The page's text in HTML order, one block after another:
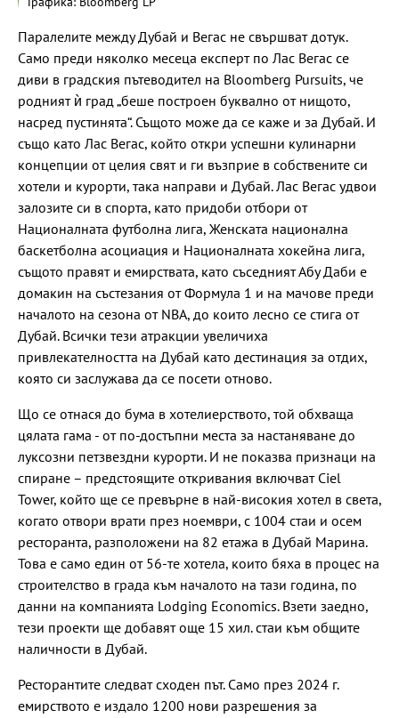
Паралелите между Дубай и Вегас не свършват дотук.
Само преди няколко месеца експерт по Лас Вегас се
диви в градския пътеводител на Bloomberg Pursuits, че
родният ѝ град „беше построен буквално от нищото,
насред пустинята“. Същото може да се каже и за Дубай. И
също като Лас Вегас, който откри успешни кулинарни
концепции от целия свят и ги възприе в собствените си
хотели и курорти, така направи и Дубай. Лас Вегас удвои
залозите си в спорта, като придоби отбори от
Националната футболна лига, Женската национална
баскетболна асоциация и Националната хокейна лига,
същото правят и емирствата, като съседният Абу Даби е
домакин на състезания от Формула 1 и на мачове преди
началото на сезона от NBA, до които лесно се стига от
Дубай. Всички тези атракции увеличиха
привлекателността на Дубай като дестинация за отдих,
която си заслужава да се посети отново.
Що се отнася до бума в хотелиерството, той обхваща
цялата гама - от по-достъпни места за настаняване до
луксозни петзвездни курорти. И не показва признаци на
спиране – предстоящите откривания включват Ciel
Tower, който ще се превърне в най-високия хотел в света,
когато отвори врати през ноември, с 1004 стаи и осем
ресторанта, разположени на 82 етажа в Дубай Марина.
Това е само един от 56-те хотела, които бяха в процес на
строителство в града към началото на тази година, по
данни на компанията Lodging Economics. Взети заедно,
тези проекти ще добавят още 15 хил. стаи към общите
наличности в Дубай.
Ресторантите следват сходен път. Само през 2024 г.
емирството е издало 1200 нови разрешения за